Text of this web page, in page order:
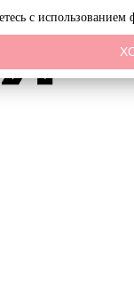
с использованием